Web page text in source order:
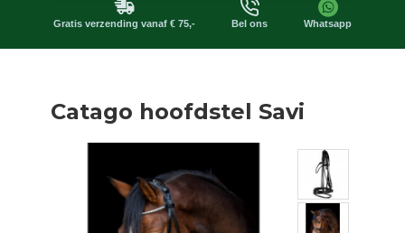
Gratis verzending vanaf € 75,- Bel ons Whatsapp
Catago hoofdstel Savi